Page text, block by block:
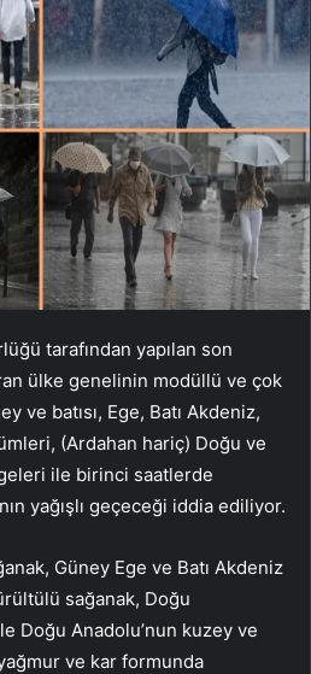
tarafından yapılan son
ülke genelinin modüllü ve çok
ve batısı, Ege, Batı Akdeniz,
(Ardahan hariç) Doğu ve
ile birinci saatlerde
yağışlı geçeceği iddia ediliyor.
Güney Ege ve Batı Akdeniz
sağanak, Doğu
Doğu Anadolu’nun kuzey ve
ve kar formunda